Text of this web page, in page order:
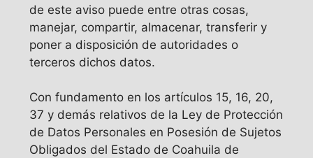
de este aviso puede entre otras cosas,
manejar, compartir, almacenar, transferir y
poner a disposición de autoridades o
terceros dichos datos.
Con fundamento en los artículos 15, 16, 20,
37 y demás relativos de la Ley de Protección
de Datos Personales en Posesión de Sujetos
Obligados del Estado de Coahuila de